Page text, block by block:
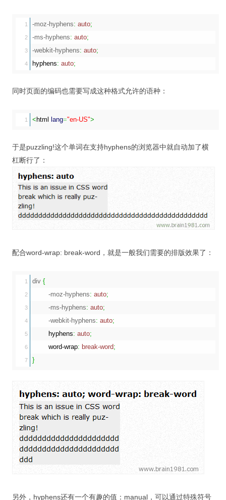
1
2
3
-moz-hyphens: auto;
-ms-hyphens: auto;
-webkit-hyphens: auto;
hyphens: auto;
同时页面的编码也需要写成这种格式允许的语种：
< html lang="en-US">
于是puzzling!这个单词在支持hyphens的浏览器中就自动加了横
杠断行了：
配合word-wrap: break-word，就是一般我们需要的排版效果了：
1
2
3
4
5
6
div {
	-moz-hyphens
: auto;
	-ms-hyphens
: auto;
	-webkit-hyphens
: auto;
hyphens: auto;
word-wrap: break-word;
}
另外，hyphens还有一个有趣的值：manual，可以通过特殊符号